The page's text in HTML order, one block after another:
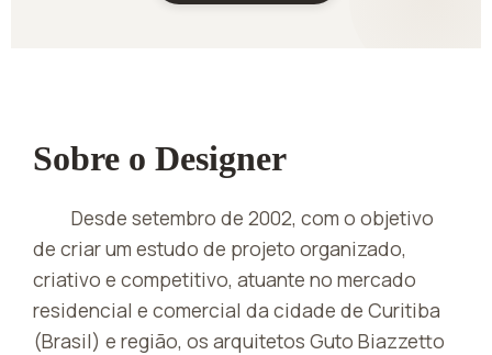
Sobre o Designer
Desde setembro de 2002, com o objetivo
de criar um estudo de projeto organizado,
criativo e competitivo, atuante no mercado
residencial e comercial da cidade de Curitiba
(Brasil) e região, os arquitetos Guto Biazzetto